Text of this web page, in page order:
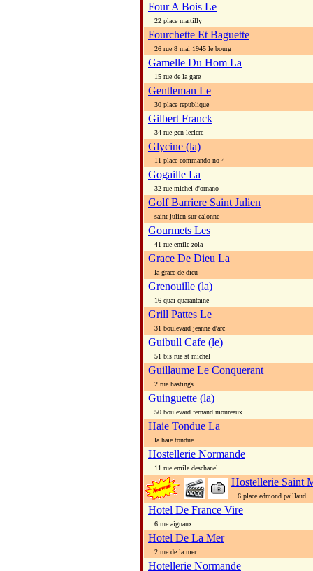
Four A Bois Le
22 place martilly
Fourchette Et Baguette
26 rue 8 mai 1945 le bourg
Gamelle Du Hom La
15 rue de la gare
Gentleman Le
30 place republique
Gilbert Franck
34 rue gen leclerc
Glycine (la)
11 place commando no 4
Gogaille La
32 rue michel d'ornano
Golf Barriere Saint Julien
saint julien sur calonne
Gourmets Les
41 rue emile zola
Grace De Dieu La
la grace de dieu
Grenouille (la)
16 quai quarantaine
Grill Pattes Le
31 boulevard jeanne d'arc
Guibull Cafe (le)
51 bis rue st michel
Guillaume Le Conquerant
2 rue hastings
Guinguette (la)
50 boulevard fernand moureaux
Haie Tondue La
la haie tondue
Hostellerie Normande
11 rue emile deschanel
Hostellerie Saint
6 place edmond paillaud
Hotel De France Vire
6 rue aignaux
Hotel De La Mer
2 rue de la mer
Hotellerie Normande